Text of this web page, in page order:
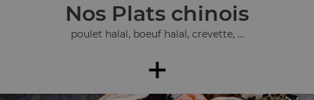
Nos Plats chinois
poulet halal, boeuf halal, crevette, ...
+